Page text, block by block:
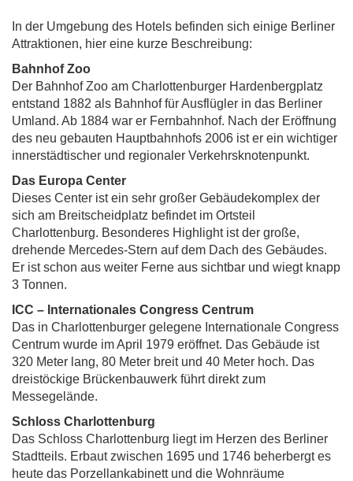
In der Umgebung des Hotels befinden sich einige Berliner
Attraktionen, hier eine kurze Beschreibung:
Bahnhof Zoo
Der Bahnhof Zoo am Charlottenburger Hardenbergplatz
entstand 1882 als Bahnhof für Ausflügler in das Berliner
Umland. Ab 1884 war er Fernbahnhof. Nach der Eröffnung
des neu gebauten Hauptbahnhofs 2006 ist er ein wichtiger
innerstädtischer und regionaler Verkehrsknotenpunkt.
Das Europa Center
Dieses Center ist ein sehr großer Gebäudekomplex der
sich am Breitscheidplatz befindet im Ortsteil
Charlottenburg. Besonderes Highlight ist der große,
drehende Mercedes-Stern auf dem Dach des Gebäudes.
Er ist schon aus weiter Ferne aus sichtbar und wiegt knapp
3 Tonnen.
ICC – Internationales Congress Centrum
Das in Charlottenburger gelegene Internationale Congress
Centrum wurde im April 1979 eröffnet. Das Gebäude ist
320 Meter lang, 80 Meter breit und 40 Meter hoch. Das
dreistöckige Brückenbauwerk führt direkt zum
Messegelände.
Schloss Charlottenburg
Das Schloss Charlottenburg liegt im Herzen des Berliner
Stadtteils. Erbaut zwischen 1695 und 1746 beherbergt es
heute das Porzellankabinett und die Wohnräume